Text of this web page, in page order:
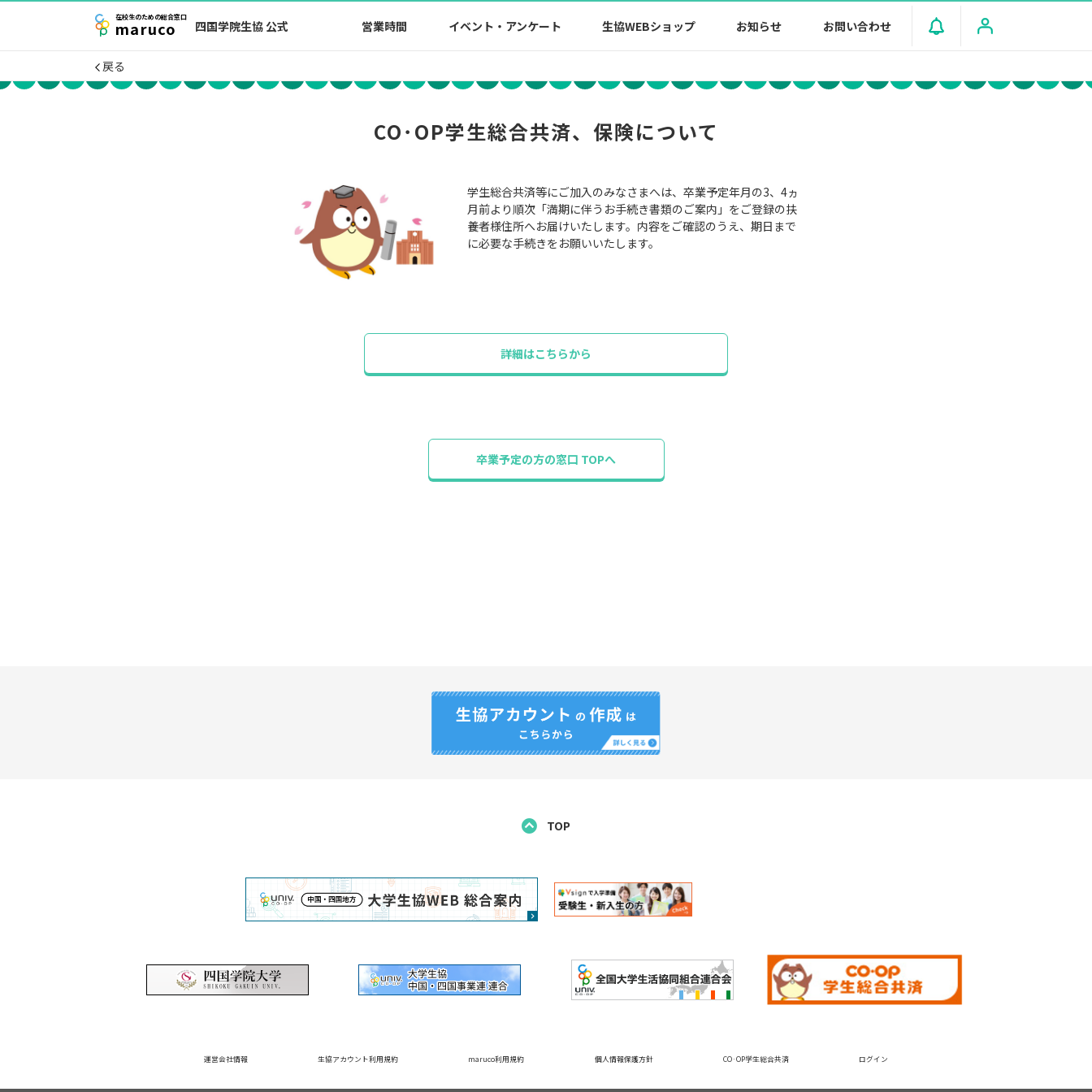
maruco
在校生のための総合窓口
四国学院生協 公式 営業時間 イベント・アンケート 生協WEBショップ お知らせ お問い合わせ
戻る
CO･OP学生総合共済、保険について
学生総合共済等にご加入のみなさまへは、卒業予定年月の3、4ヵ
月前より順次「満期に伴うお手続き書類のご案内」をご登録の扶
養者様住所へお届けいたします。内容をご確認のうえ、期日まで
に必要な手続きをお願いいたします。
詳細はこちらから
卒業予定の方の窓口 TOPへ
TOP
運営会社情報 生協アカウント利用規約 maruco利用規約 個人情報保護方針 CO·OP学生総合共済 ログイン